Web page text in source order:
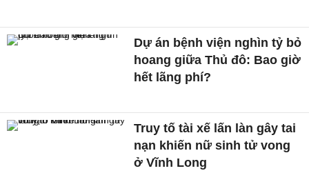
Dự án bệnh viện nghìn tỷ bỏ
hoang giữa Thủ đô: Bao giờ
hết lãng phí?
Truy tố tài xế lấn làn gây tai
nạn khiến nữ sinh tử vong
ở Vĩnh Long